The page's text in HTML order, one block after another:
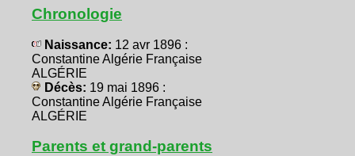
Chronologie
Naissance: 12 avr 1896 :
Constantine Algérie Française
ALGÉRIE
Décès: 19 mai 1896 :
Constantine Algérie Française
ALGÉRIE
Parents et grand-parents